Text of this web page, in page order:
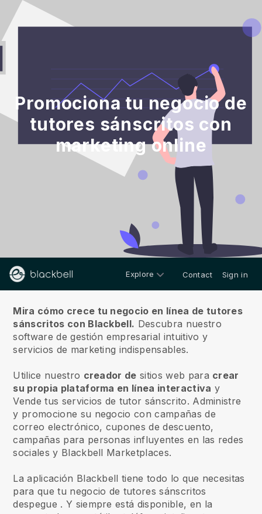
Promociona tu negocio de
tutores sánscritos con
marketing online
Explore Contact Sign in
Mira cómo crece tu negocio en línea de tutores
sánscritos con Blackbell. Descubra nuestro
software de gestión empresarial intuitivo y
servicios de marketing indispensables.
Utilice nuestro creador de sitios web para crear
su propia plataforma en línea interactiva y
Vende tus servicios de tutor sánscrito. Administre
y promocione su negocio con campañas de
correo electrónico, cupones de descuento,
campañas para personas influyentes en las redes
sociales y Blackbell Marketplaces.
La aplicación Blackbell tiene todo lo que necesitas
para que tu negocio de tutores sánscritos
despegue . Y siempre está disponible, en la